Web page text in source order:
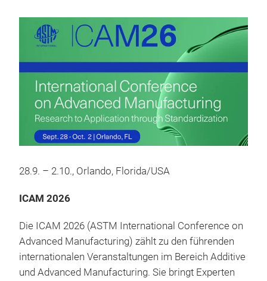
28.9. – 2.10., Orlando, Florida/USA
ICAM 2026
Die ICAM 2026 (ASTM International Conference on
Advanced Manufacturing) zählt zu den führenden
internationalen Veranstaltungen im Bereich Additive
und Advanced Manufacturing. Sie bringt Experten